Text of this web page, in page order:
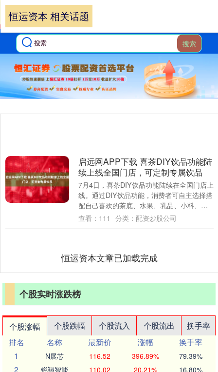
搜索
恒运资本 相关话题
启远网APP下载 喜茶DIY饮品功能陆
续上线全国门店，可定制专属饮品
7月4日，喜茶DIY饮品功能陆续在全国门店上
线。通过DIY饮品功能，消费者可自主选择搭
配自己喜欢的茶底、水果、乳品、小料、云
顶等所有原料，以及饮品的温度、甜度。....
查看： 111 分类： 配资炒股公司
恒运资本文章已加载完成
个股实时涨跌榜
个股涨幅 个股跌幅 个股流入 个股流出
换手率
排名
名称 最新价 涨幅
换手率
1
N展芯 116.52 396.89% 79.39%
2 锐翔智能 110.02 20.21% 16.80%